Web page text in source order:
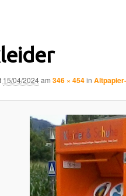
15/04/2024am 346 × 454in